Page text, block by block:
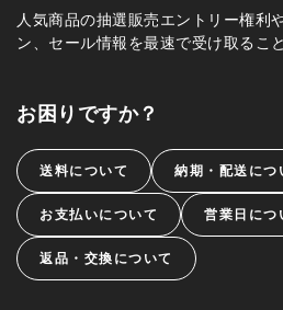
人気商品の抽選販売エントリー権利
ン、セール情報を最速で受け取るこ
お困りですか？
送料について 納期・配送につ
お支払いについて 営業日につ
返品・交換について